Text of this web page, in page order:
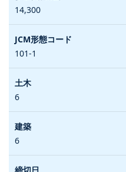
14,300
101-1
6
6